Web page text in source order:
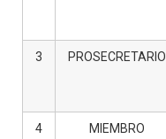
3 PROSECRETARIO
4 MIEMBRO